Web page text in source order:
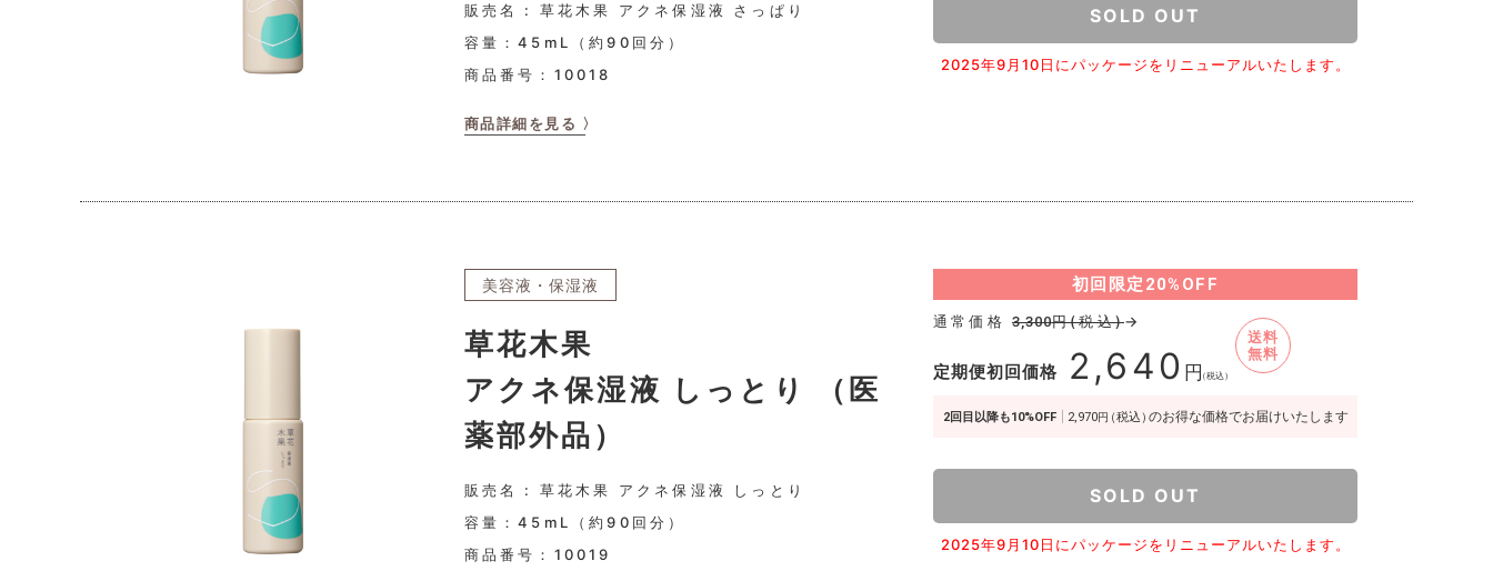
販売名 : 草花木果 アクネ保湿液 さっぱり
容量：45mL（約90回分）
商品番号： 10018
商品詳細を見る 〉
SOLD OUT
2025年9月10日にパッケージをリニューアルいたします。
美容液・保湿液
草花木果
アクネ保湿液 しっとり （医
薬部外品）
販売名 : 草花木果 アクネ保湿液 しっとり
容量：45mL（約90回分）
商品番号： 10019
初回限定 20%OFF
通常価格 3,300円(税込)→
定期便初回価格 2,640 円（税込）
送料
無料
2回目以降も10%OFF 2,970円（税込）のお得な価格でお届けいたします
SOLD OUT
2025年9月10日にパッケージをリニューアルいたします。